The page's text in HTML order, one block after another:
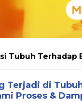
Tubuh Terhadap
Terjadi di
Proses &